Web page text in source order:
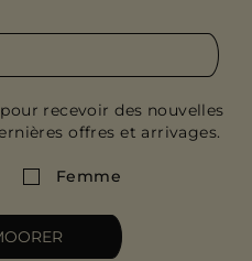
recevoir des nouvelles
offres et arrivages.
Femme